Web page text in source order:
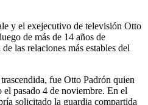
y el exejecutivo de televisión Otto
de más de 14 años de
las relaciones más estables del
fue Otto Padrón quien
pasado 4 de noviembre. En el
solicitado la guardia compartida